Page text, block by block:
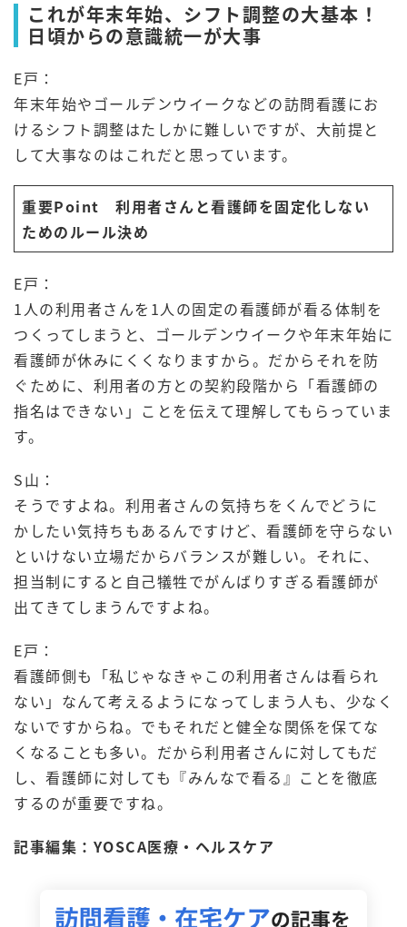
これが年末年始、シフト調整の大基本！
日頃からの意識統一が大事
E戸：
年末年始やゴールデンウイークなどの訪問看護にお
けるシフト調整はたしかに難しいですが、大前提と
して大事なのはこれだと思っています。
重要Point 利用者さんと看護師を固定化しない
ためのルール決め
E戸：
1人の利用者さんを1人の固定の看護師が看る体制を
つくってしまうと、ゴールデンウイークや年末年始に
看護師が休みにくくなりますから。だからそれを防
ぐために、利用者の方との契約段階から「看護師の
指名はできない」ことを伝えて理解してもらっていま
す。
S山：
そうですよね。利用者さんの気持ちをくんでどうに
かしたい気持ちもあるんですけど、看護師を守らない
といけない立場だからバランスが難しい。それに、
担当制にすると自己犠牲でがんばりすぎる看護師が
出てきてしまうんですよね。
E戸：
看護師側も「私じゃなきゃこの利用者さんは看られ
ない」なんて考えるようになってしまう人も、少なく
ないですからね。でもそれだと健全な関係を保てな
くなることも多い。だから利用者さんに対してもだ
し、看護師に対しても『みんなで看る』ことを徹底
するのが重要ですね。
記事編集：YOSCA医療・ヘルスケア